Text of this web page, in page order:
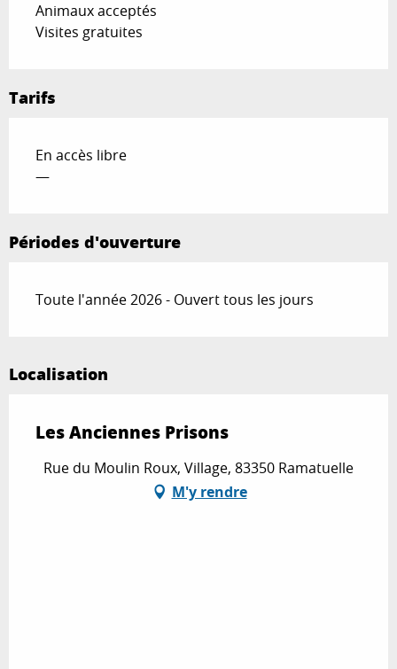
Animaux acceptés
Visites gratuites
Tarifs
En accès libre
—
Périodes d'ouverture
Toute l'année 2026 - Ouvert tous les jours
Localisation
Les Anciennes Prisons
Rue du Moulin Roux, Village, 83350 Ramatuelle
M'y rendre